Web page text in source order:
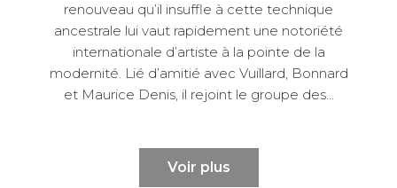
renouveau qu’il insuffle à cette technique
ancestrale lui vaut rapidement une notoriété
internationale d’artiste à la pointe de la
modernité. Lié d’amitié avec Vuillard, Bonnard
et Maurice Denis, il rejoint le groupe des...
Voir plus